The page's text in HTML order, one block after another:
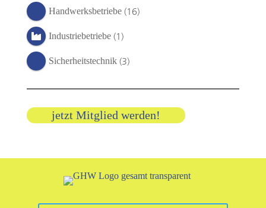
Handwerksbetriebe (16)
Industriebetriebe (1)
Sicherheitstechnik (3)
jetzt Mitglied werden!